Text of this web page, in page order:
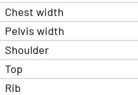
Chest width
Pelvis width
Shoulder
Top
Rib